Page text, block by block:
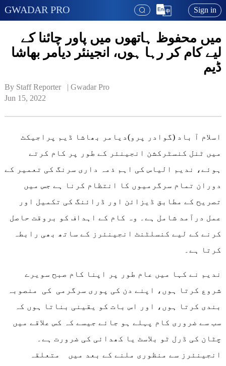
GWADAR PRO Sign in
میں محفوظ ہاتھوں میں پاور چائنا کے
لیے کام کر رہا ہوں، انجینئر دیامر بھاشا
ڈیم
By Staff Reporter   | Gwadar Pro
Jun 15, 2022
اسلام آ باد (گوادر پرو)دیامر بھاشا ڈیم پراجیکٹ
میں ٹنل کنسٹرکشن انجینئر کے طور پر کام کرتے
ہوئے، ندیم الیاس کی اہم ذمہ داری سرنگ کی تعمیر کے
دوران تمام سرگرمیوں کا انتظام کرنا ہے جس میں
تصریح کے مطابق ڈیزائن اور ڈرائنگ کی تکمیل اور
عمل درآمد شامل ہے۔ وہ کام کے اہداف کو بروقت حاصل
کرنے کے لیے کنسلٹنٹ انجینئرز کے ساتھ بھی رابطہ
کرتا ہے۔
ندیم نے کہا میں عام طور پر اپنا کام صبح سویرے
شروع کرتا ہوں، اپنے دن کی پوری سرگرمی کی منصوبہ
بندی کرتا ہوں، اور اس بات کو یقینی بناتا ہوں کہ
سب سے ضروری کام پہلے ہو جائے جیسے کہ کس علاقے میں
چٹان کی ڈرل ٹو بلاسٹ یا کھدائی کی ضرورت ہے۔
انجینئرز سے منظوری ملنے کے بعد میں متعلقہ